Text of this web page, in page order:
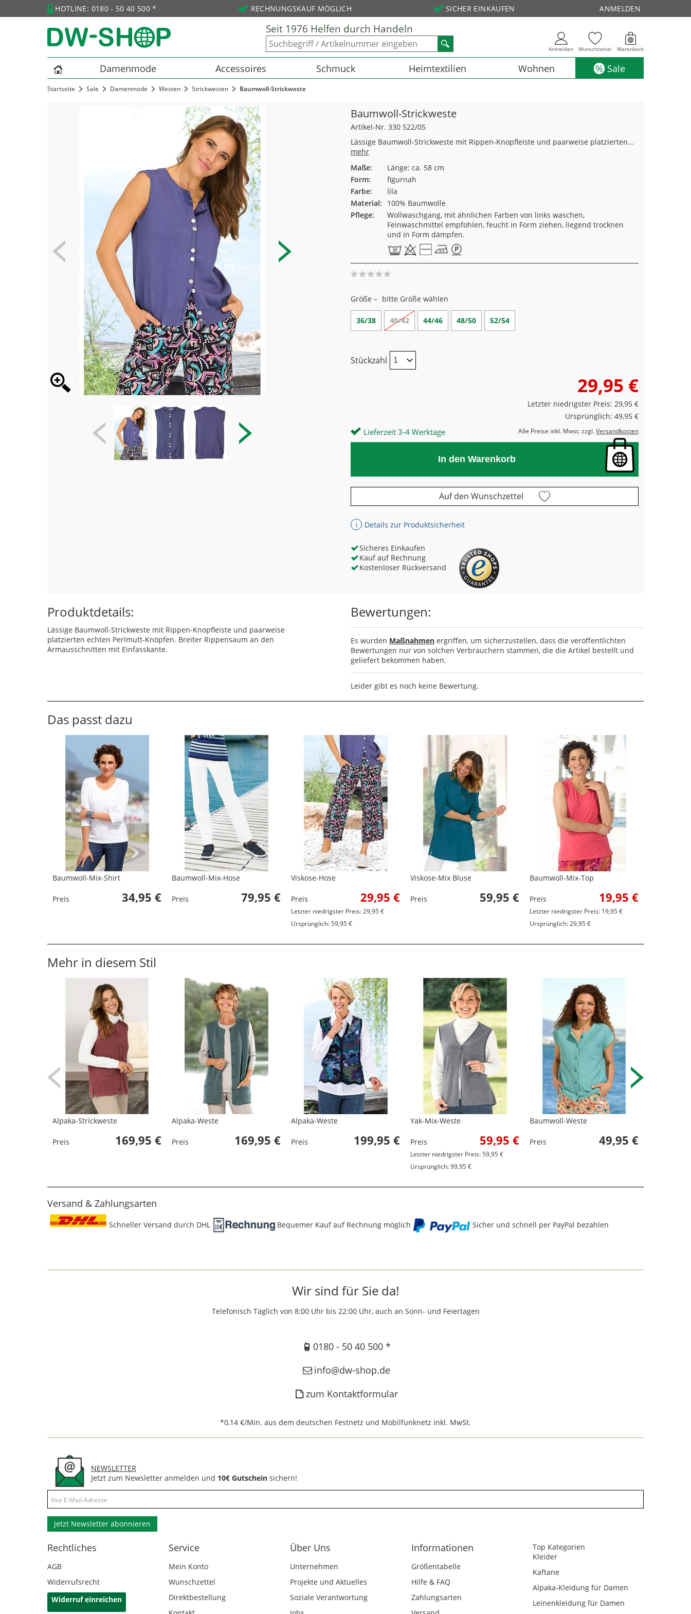
HOTLINE: 0180 - 50 40 500 * RECHNUNGSKAUF MÖGLICH SICHER EINKAUFEN ANMELDEN
Seit 1976 Helfen durch Handeln
Anmelden Wunschzettel Warenkorb
Damenmode Accessoires Schmuck Heimtextilien Wohnen Sale
Startseite Sale Damenmode Westen Strickwesten Baumwoll-Strickweste
Baumwoll-Strickweste
Artikel-Nr. 330 522/05
Lässige Baumwoll-Strickweste mit Rippen-Knopfleiste und paarweise platzierten...
mehr
Größe – bitte Größe wählen
36/38 40/42 44/46 48/50 52/54
Stückzahl
29,95 €
Letzter niedrigster Preis: 29,95 €
Ursprünglich: 49,95 €
Alle Preise inkl. Mwst. zzgl.Versandkosten
Lieferzeit 3-4 Werktage
In den Warenkorb
Auf den Wunschzettel
ℹ Details zur Produktsicherheit
Sicheres Einkaufen
Kauf auf Rechnung
Kostenloser Rückversand
Maße:
Länge: ca. 58 cm
Form:
figurnah
Farbe:
lila
Material:
100% Baumwolle
Pflege:
Wollwaschgang, mit ähnlichen Farben von links waschen,
Feinwaschmittel empfohlen, feucht in Form ziehen, liegend trocknen
und in Form dämpfen.
Produktdetails:
Lässige Baumwoll-Strickweste mit Rippen-Knopfleiste und paarweise
platzierten echten Perlmutt-Knöpfen. Breiter Rippensaum an den
Armausschnitten mit Einfasskante.
Bewertungen:
Es wurden Maßnahmen ergriffen, um sicherzustellen, dass die veröffentlichten
Bewertungen nur von solchen Verbrauchern stammen, die die Artikel bestellt und
geliefert bekommen haben.
Leider gibt es noch keine Bewertung.
Das passt dazu
Baumwoll-Mix-Shirt
Preis 34,95 €
Baumwoll-Mix-Hose
Preis 79,95 €
Viskose-Hose
Preis 29,95 €
Letzter niedrigster Preis: 29,95 €
Ursprünglich: 59,95 €
Viskose-Mix Bluse
Preis 59,95 €
Baumwoll-Mix-Top
Preis 19,95 €
Letzter niedrigster Preis: 19,95 €
Ursprünglich: 29,95 €
Mehr in diesem Stil
Alpaka-Strickweste
Preis 169,95 €
Alpaka-Weste
Preis 169,95 €
Alpaka-Weste
Preis 199,95 €
Yak-Mix-Weste
Preis 59,95 €
Letzter niedrigster Preis: 59,95 €
Ursprünglich: 99,95 €
Baumwoll-Weste
Preis 49,95 €
Versand & Zahlungsarten
Schneller Versand durch DHL Bequemer Kauf auf Rechnung möglich Sicher und schnell per PayPal bezahlen
Wir sind für Sie da!
Telefonisch Täglich von 8:00 Uhr bis 22:00 Uhr, auch an Sonn- und Feiertagen
0180 - 50 40 500 *
info@dw-shop.de
zum Kontaktformular
*0,14 €/Min. aus dem deutschen Festnetz und Mobilfunknetz inkl. MwSt.
NEWSLETTER
Jetzt zum Newsletter anmelden und 10€ Gutschein sichern!
Jetzt Newsletter abonnieren
Rechtliches
AGB
Widerrufsrecht
Widerruf einreichen
Service
Mein Konto
Wunschzettel
Direktbestellung
Über Uns
Unternehmen
Projekte und Aktuelles
Soziale Verantwortung
Informationen
Größentabelle
Hilfe & FAQ
Zahlungsarten
Top Kategorien
Kleider
Kaftane
Alpaka-Kleidung für Damen
Leinenkleidung für Damen